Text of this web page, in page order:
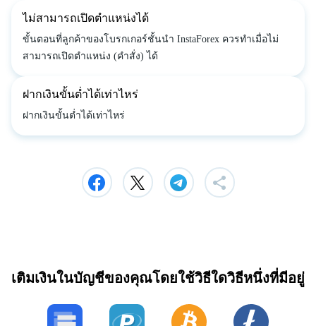
ไม่สามารถเปิดตำแหน่งได้
ขั้นตอนที่ลูกค้าของโบรกเกอร์ชั้นนำ InstaForex ควรทำเมื่อไม่
สามารถเปิดตำแหน่ง (คำสั่ง) ได้
ฝากเงินขั้นต่ำได้เท่าไหร่
ฝากเงินขั้นต่ำได้เท่าไหร่
เติมเงินในบัญชีของคุณโดยใช้วิธีใดวิธีหนึ่งที่มีอยู่